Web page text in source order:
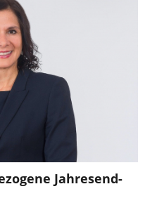
Jahresend-